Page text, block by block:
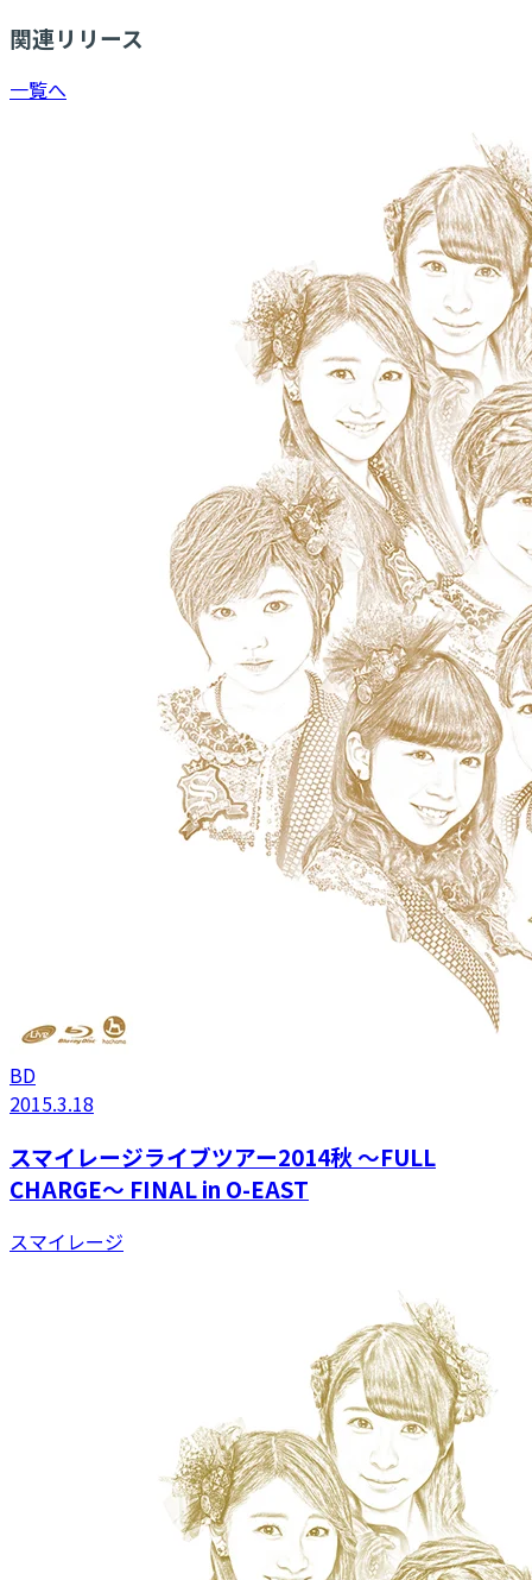
関連リリース
一覧へ
BD
2015.3.18
スマイレージライブツアー2014秋 〜FULL
CHARGE〜 FINAL in O-EAST
スマイレージ